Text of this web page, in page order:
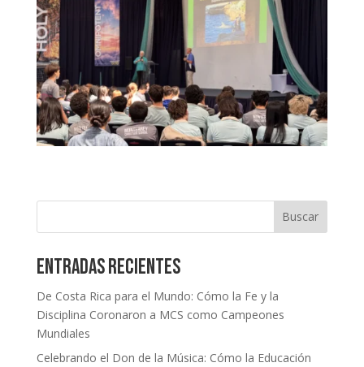
Buscar
Entradas recientes
De Costa Rica para el Mundo: Cómo la Fe y la
Disciplina Coronaron a MCS como Campeones
Mundiales
Celebrando el Don de la Música: Cómo la Educación